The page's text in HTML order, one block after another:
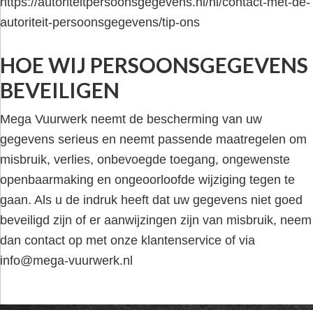
autoriteit-persoonsgegevens/tip-ons
HOE WIJ PERSOONSGEGEVENS
BEVEILIGEN
Mega Vuurwerk neemt de bescherming van uw
gegevens serieus en neemt passende maatregelen om
misbruik, verlies, onbevoegde toegang, ongewenste
openbaarmaking en ongeoorloofde wijziging tegen te
gaan. Als u de indruk heeft dat uw gegevens niet goed
beveiligd zijn of er aanwijzingen zijn van misbruik, neem
dan contact op met onze klantenservice of via
info@mega-vuurwerk.nl